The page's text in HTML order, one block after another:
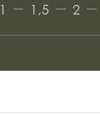
1 1,5 2